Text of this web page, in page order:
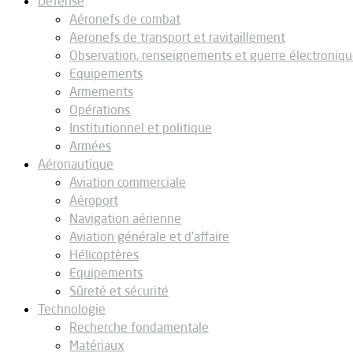
Aéronefs de combat
Aeronefs de transport et ravitaillement
Observation, renseignements et guerre
Equipements
Armements
Opérations
Institutionnel et politique
Armées
Aéronautique
Aviation commerciale
Aéroport
Navigation aérienne
Aviation générale et d’affaire
Hélicoptères
Equipements
Sûreté et sécurité
Technologie
Recherche fondamentale
Matériaux